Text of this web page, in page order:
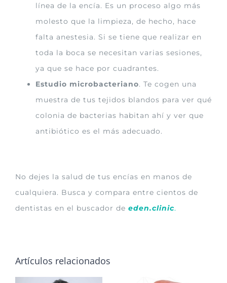
línea de la encía. Es un proceso algo más
molesto que la limpieza, de hecho, hace
falta anestesia. Si se tiene que realizar en
toda la boca se necesitan varias sesiones,
ya que se hace por cuadrantes.
Estudio microbacteriano. Te cogen una
muestra de tus tejidos blandos para ver qué
colonia de bacterias habitan ahí y ver que
antibiótico es el más adecuado.
No dejes la salud de tus encías en manos de
cualquiera. Busca y compara entre cientos de
dentistas en el buscador de eden.clinic.
Artículos relacionados